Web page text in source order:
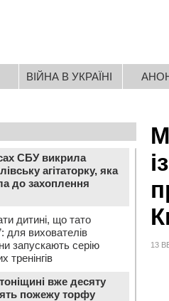
ВІЙНА В УКРАЇНІ
13
СБУ викрила
агітаторку, яка
до захоплення
дитині, що тато
для вихователів
запускають серію
тренінгів
вже десяту
пожежу торфу